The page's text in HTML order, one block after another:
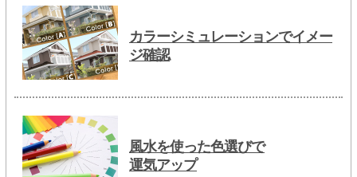
カラーシミュレーションでイメー
ジ確認
風水を使った色選びで
運気アップ